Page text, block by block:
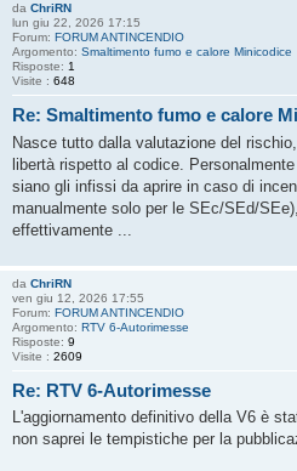
da ChriRN
lun giu 22, 2026 17:15
Forum: FORUM ANTINCENDIO
Argomento: Smaltimento fumo e calore Minicodice
Risposte: 1
Visite : 648
Re: Smaltimento fumo e calore
Nasce tutto dalla valutazione del
libertà rispetto al codice.
siano gli infissi da aprire in caso di
manualmente solo per le SEc/SEd/
effettivamente ...
da ChriRN
ven giu 12, 2026 17:55
Forum: FORUM ANTINCENDIO
Argomento: RTV 6-Autorimesse
Risposte: 9
Visite : 2609
Re: RTV 6-Autorimesse
L'aggiornamento definitivo della V6 è
non saprei le tempistiche per la